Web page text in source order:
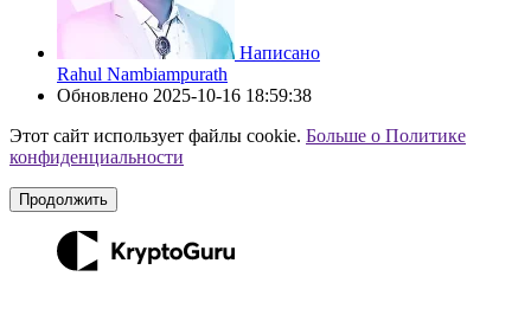
Написано
Rahul Nambiampurath
Обновлено 2025-10-16 18:59:38
Этот сайт использует файлы cookie. Больше о Политике
конфиденциальности
Продолжить